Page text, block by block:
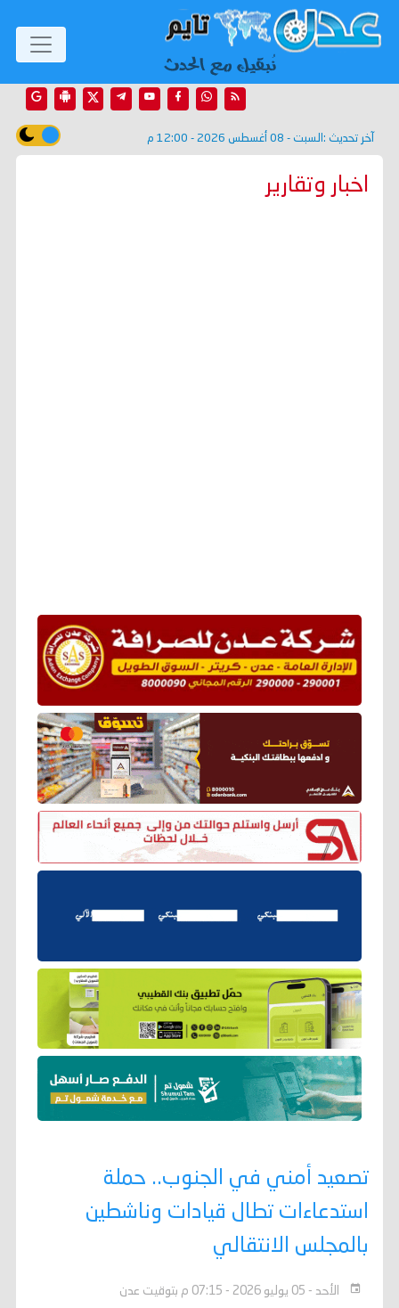
آخر تحديث : السبت - 08 أغسطس 2026 - 12:00 م
اخبار وتقارير
تصعيد أمني في الجنوب.. حملة
استدعاءات تطال قيادات وناشطين
بالمجلس الانتقالي
الأحد - 05 يوليو 2026 - 07:15 م بتوقيت عدن